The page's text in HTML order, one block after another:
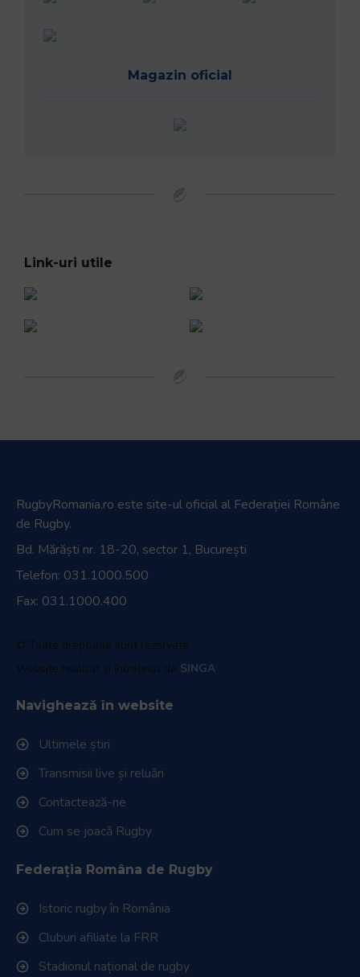
Magazin oficial
Link-uri utile
RugbyRomania.ro este site-ul oficial al Federației Române
de Rugby.
Bd. Mărăști nr. 18-20, sector 1, București
Telefon: 031.1000.500
Fax: 031.1000.400
© Toate drepturile sunt rezervate.
Website realizat și întreținut de SINGA
Navighează în website
Ultimele știri
Transmisii live și reluări
Contactează-ne
Cum se joacă Rugby
Federația Româna de Rugby
Istoric rugby în România
Cluburi afiliate la FRR
Stadionul național de rugby